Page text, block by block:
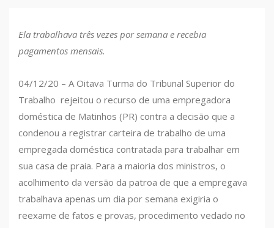
Ela trabalhava três vezes por semana e recebia
pagamentos mensais.
04/12/20 – A Oitava Turma do Tribunal Superior do
Trabalho rejeitou o recurso de uma empregadora
doméstica de Matinhos (PR) contra a decisão que a
condenou a registrar carteira de trabalho de uma
empregada doméstica contratada para trabalhar em
sua casa de praia. Para a maioria dos ministros, o
acolhimento da versão da patroa de que a empregava
trabalhava apenas um dia por semana exigiria o
reexame de fatos e provas, procedimento vedado no